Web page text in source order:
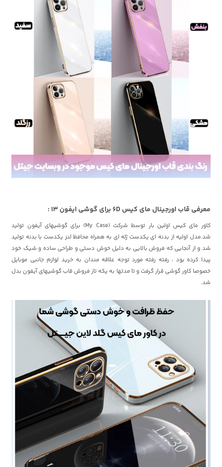
معرفی قاب اورجینال مای کیس 6D برای گوشی ایفون 13 :
کاور مای کیس اولین بار توسط شرکت (My Case) برای گوشیهای آیفون تولید
شد.مدل اولیه از بدنه ای یکدست ژله ای به همراه محافظ لنز یکدست با بدنه تولید
شد و از آنجایی که فروش بالایی به دلیل خوش دستی و طراحی ساده و شیک خود
پیدا کرده بود ، رفته رفته مورد توجه علاقه مندان به خرید لوازم جانبی موبایل
خصوصا کاور گوشی قرار گرفت و تا مدتها به یکه تاز فروش قاب گوشیهای آیفون بدل
شد.